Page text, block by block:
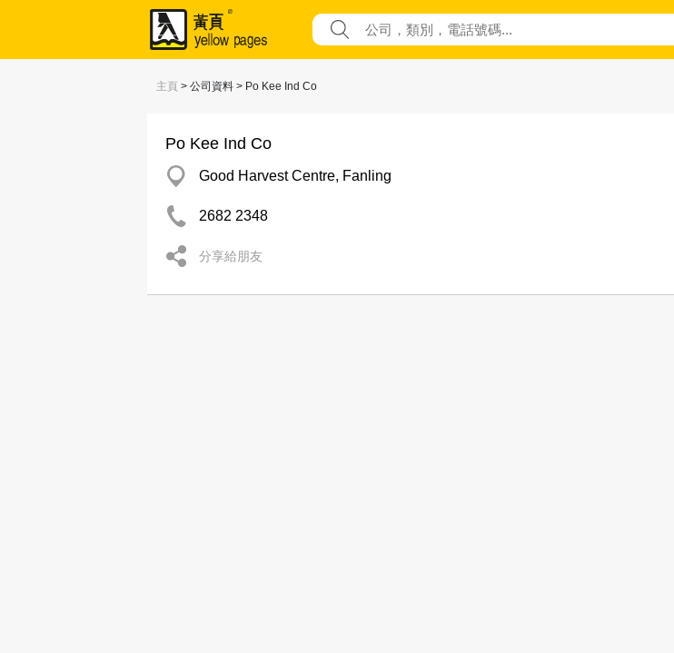
主頁 > 公司資料 > Po Kee Ind Co
Po Kee Ind Co
Good Harvest Centre, Fanling
2682 2348
分享給朋友